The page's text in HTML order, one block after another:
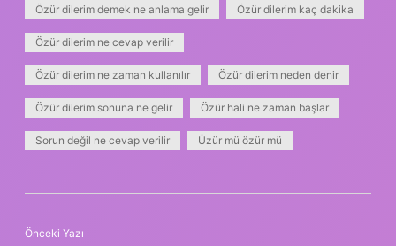
Özür dilerim demek ne anlama gelir Özür dilerim kaç dakika
Özür dilerim ne cevap verilir
Özür dilerim ne zaman kullanılır Özür dilerim neden denir
Özür dilerim sonuna ne gelir Özür hali ne zaman başlar
Sorun değil ne cevap verilir Üzür mü özür mü
Önceki Yazı